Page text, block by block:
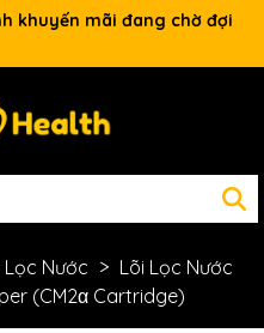
khuyến mãi đang chờ đợi
Lọc Nước
Lõi Lọc Nước
(CM2α Cartridge)